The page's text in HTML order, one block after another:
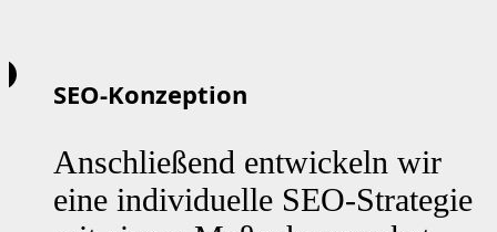
SEO-Konzeption
Anschließend entwickeln wir
eine individuelle SEO-Strategie